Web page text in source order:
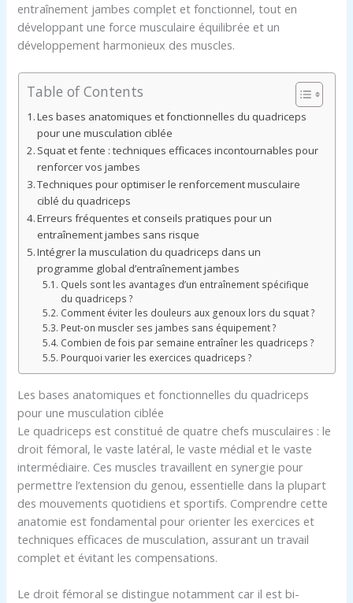
entraînement jambes complet et fonctionnel, tout en
développant une force musculaire équilibrée et un
développement harmonieux des muscles.
Table of Contents
Les bases anatomiques et fonctionnelles du quadriceps
pour une musculation ciblée
Squat et fente : techniques efficaces incontournables pour
renforcer vos jambes
Techniques pour optimiser le renforcement musculaire
ciblé du quadriceps
Erreurs fréquentes et conseils pratiques pour un
entraînement jambes sans risque
Intégrer la musculation du quadriceps dans un
programme global d’entraînement jambes
Quels sont les avantages d’un entraînement spécifique
du quadriceps ?
Comment éviter les douleurs aux genoux lors du squat ?
Peut-on muscler ses jambes sans équipement ?
Combien de fois par semaine entraîner les quadriceps ?
Pourquoi varier les exercices quadriceps ?
Les bases anatomiques et fonctionnelles du quadriceps
pour une musculation ciblée
Le quadriceps est constitué de quatre chefs musculaires : le
droit fémoral, le vaste latéral, le vaste médial et le vaste
intermédiaire. Ces muscles travaillent en synergie pour
permettre l’extension du genou, essentielle dans la plupart
des mouvements quotidiens et sportifs. Comprendre cette
anatomie est fondamental pour orienter les exercices et
techniques efficaces de musculation, assurant un travail
complet et évitant les compensations.
Le droit fémoral se distingue notamment car il est bi-